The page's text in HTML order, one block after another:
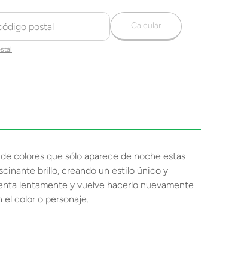
Calcular
colores que sólo aparece de noche estas
brillo, creando un estilo único y
lentamente y vuelve hacerlo nuevamente
color o personaje.